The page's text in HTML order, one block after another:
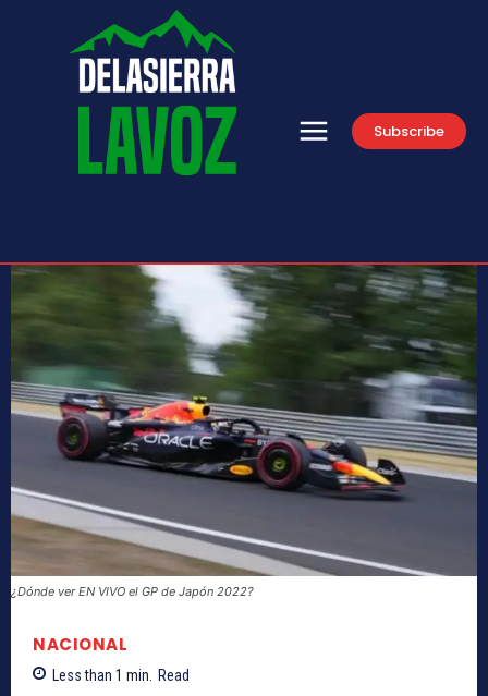
Subscribe
¿Dónde ver EN VIVO el GP de Japón 2022?
NACIONAL
Less than 1 min. Read